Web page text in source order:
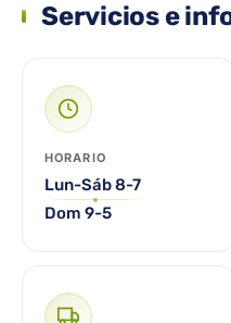
Servicios e
HORARIO
Lun-Sáb 8-7
Dom 9-5